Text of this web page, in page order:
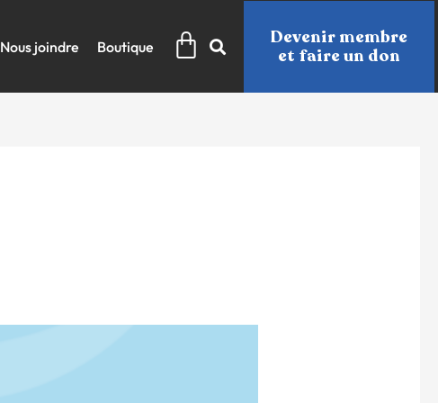
Nous joindre Boutique Panier
Devenir membre
et faire un don